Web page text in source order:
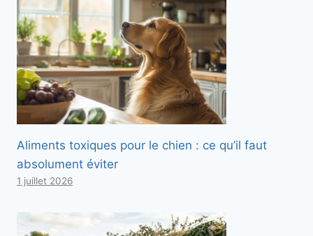
Aliments toxiques pour le chien : ce qu’il faut
absolument éviter
1 juillet 2026